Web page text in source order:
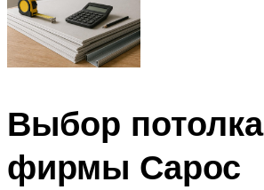
Выбор потолка
фирмы Сарос